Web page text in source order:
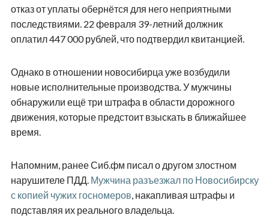
отказ от уплаты обернётся для него неприятными
последствиями. 22 февраля 39-летний должник
оплатил 447 000 рублей, что подтвердил квитанцией.
Однако в отношении новосибирца уже возбудили
новые исполнительные производства. У мужчины
обнаружили ещё три штрафа в области дорожного
движения, которые предстоит взыскать в ближайшее
время.
Напомним, ранее Сиб.фм писал о другом злостном
нарушителе ПДД. Мужчина разъезжал по Новосибирску
с копией чужих госномеров, накапливая штрафы и
подставляя их реального владельца.